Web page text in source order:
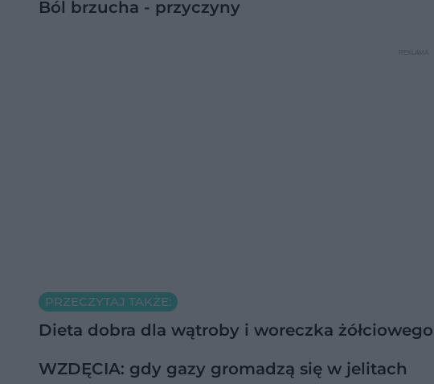
Ból brzucha - przyczyny
PRZECZYTAJ TAKŻE:
Dieta dobra dla wątroby i woreczka żółciowego
WZDĘCIA: gdy gazy gromadzą się w jelitach